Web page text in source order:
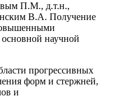
П.М., д.т.н.,
В.А. Получение
научной
прогрессивных
форм и стержней,
и